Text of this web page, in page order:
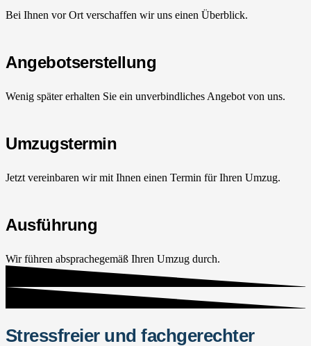
Bei Ihnen vor Ort verschaffen wir uns einen Überblick.
Angebotserstellung
Wenig später erhalten Sie ein unverbindliches Angebot von uns.
Umzugstermin
Jetzt vereinbaren wir mit Ihnen einen Termin für Ihren Umzug.
Ausführung
Wir führen absprachegemäß Ihren Umzug durch.
Stressfreier und fachgerechter